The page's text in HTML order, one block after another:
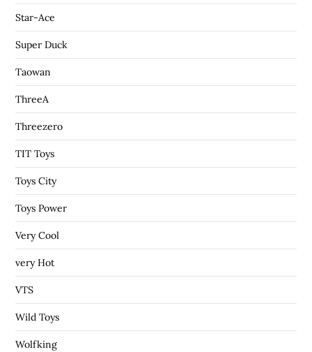
Star-Ace
Super Duck
Taowan
ThreeA
Threezero
TIT Toys
Toys City
Toys Power
Very Cool
very Hot
VTS
Wild Toys
Wolfking